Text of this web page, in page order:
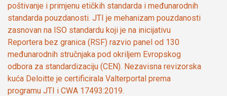
poštivanje i primjenu etičkih standarda i međunarodnih
standarda pouzdanosti. JTI je mehanizam pouzdanosti
zasnovan na ISO standardu koji je na inicijativu
Reportera bez granica (RSF) razvio panel od 130
međunarodnih stručnjaka pod okriljem Evropskog
odbora za standardizaciju (CEN). Nezavisna revizorska
kuća Deloitte je certificirala Valterportal prema
programu JTI i CWA 17493:2019.